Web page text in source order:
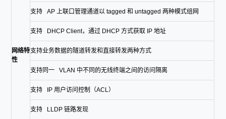
网络特
性
支持 AP 上联口管理通道以 tagged 和 untagged 两种模式组网
支持 DHCP Client，通过 DHCP 方式获取 IP 地址
支持业务数据的隧道转发和直接转发两种方式
支持同一 VLAN 中不同的无线终端之间的访问隔离
支持 IP 用户访问控制（ACL）
支持 LLDP 链路发现